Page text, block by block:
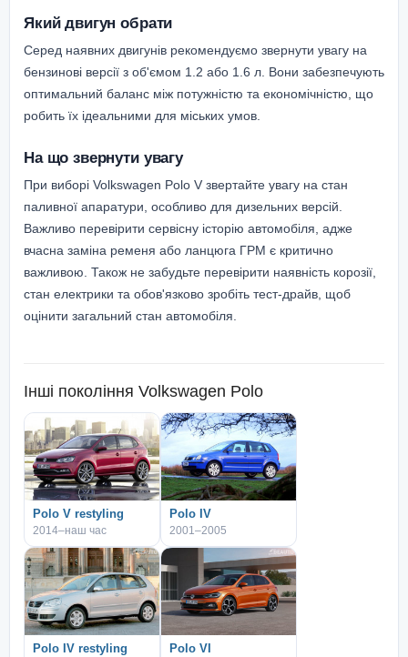
Який двигун обрати
Серед наявних двигунів рекомендуємо звернути увагу на
бензинові версії з об'ємом 1.2 або 1.6 л. Вони забезпечують
оптимальний баланс між потужністю та економічністю, що
робить їх ідеальними для міських умов.
На що звернути увагу
При виборі Volkswagen Polo V звертайте увагу на стан
паливної апаратури, особливо для дизельних версій.
Важливо перевірити сервісну історію автомобіля, адже
вчасна заміна ременя або ланцюга ГРМ є критично
важливою. Також не забудьте перевірити наявність корозії,
стан електрики та обов'язково зробіть тест-драйв, щоб
оцінити загальний стан автомобіля.
Інші покоління Volkswagen Polo
Polo V restyling
2014–наш час
Polo IV
2001–2005
Polo IV restyling Polo VI